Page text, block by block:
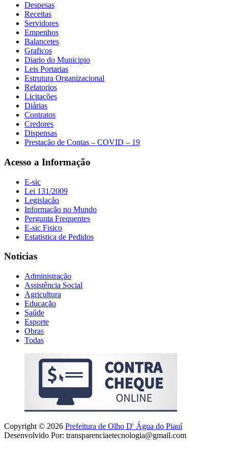
Despesas
Receitas
Servidores
Empenhos
Balancetes
Graficos
Diario do Municipio
Leis Portarias
Estrutura Organizacional
Relatorios
Licitações
Diárias
Contratos
Credores
Dispensas
Prestação de Contas – COVID – 19
Acesso a Informação
E-sic
Lei 131/2009
Legislação
Informação no Mundo
Pergunta Frequentes
E-sic Fisico
Estatistica de Pedidos
Noticias
Administração
Assistência Social
Agricultura
Educação
Saúde
Esporte
Obras
Todas
Copyright © 2026 Prefeitura de Olho D' Água do Piauí
Desenvolvido Por: transparenciaetecnologia@gmail.com